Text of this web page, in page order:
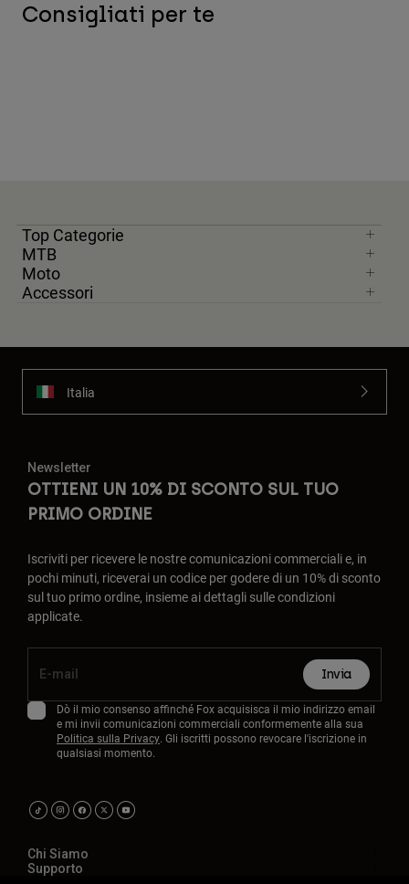
Consigliati per te
Top Categorie
MTB
Moto
Accessori
Italia
Newsletter
OTTIENI UN 10% DI SCONTO SUL TUO
PRIMO ORDINE
Iscriviti per ricevere le nostre comunicazioni commerciali e, in
pochi minuti, riceverai un codice per godere di un 10% di sconto
sul tuo primo ordine, insieme ai dettagli sulle condizioni
applicate.
Invia
Dò il mio consenso affinché Fox acquisisca il mio indirizzo email
e mi invii comunicazioni commerciali conformemente alla sua
Politica sulla Privacy. Gli iscritti possono revocare l'iscrizione in
qualsiasi momento.
Chi Siamo
Supporto